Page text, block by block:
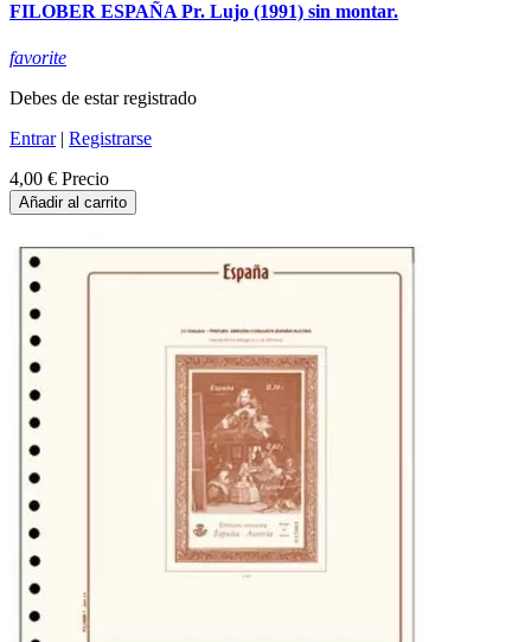
FILOBER ESPAÑA Pr. Lujo (1991) sin montar.
favorite
Debes de estar registrado
Entrar| Registrarse
4,00 € Precio
Añadir al carrito